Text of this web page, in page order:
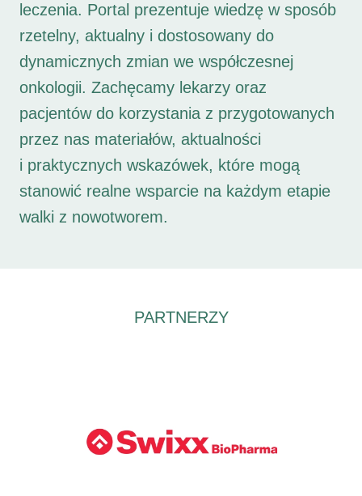
leczenia. Portal prezentuje wiedzę w sposób
rzetelny, aktualny i dostosowany do
dynamicznych zmian we współczesnej
onkologii. Zachęcamy lekarzy oraz
pacjentów do korzystania z przygotowanych
przez nas materiałów, aktualności
i praktycznych wskazówek, które mogą
stanowić realne wsparcie na każdym etapie
walki z nowotworem.
PARTNERZY